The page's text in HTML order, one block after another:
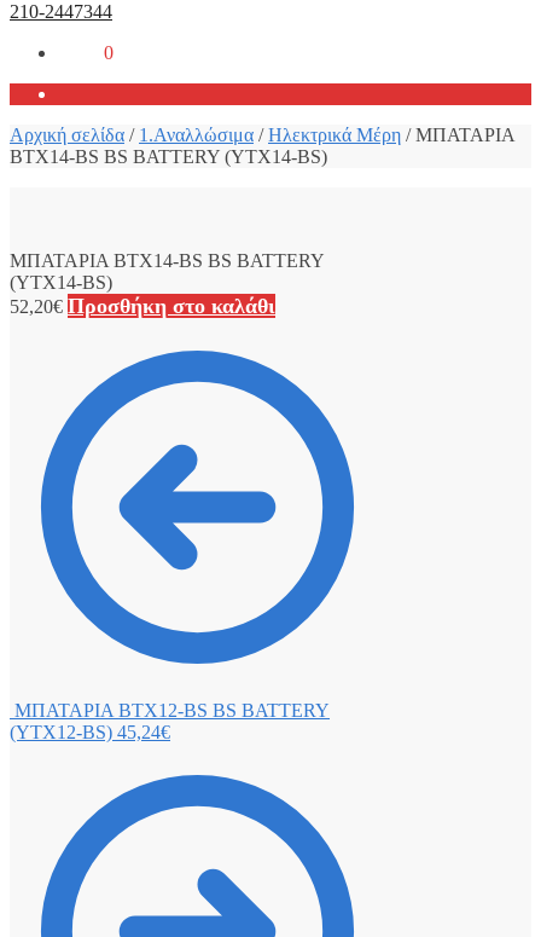
210-2447344
0
Αρχική σελίδα / 1.Αναλλώσιμα /Ηλεκτρικά Μέρη /ΜΠΑΤΑΡΙΑ
BTX14-BS BS BATTERY (YTX14-BS)
ΜΠΑΤΑΡΙΑ BTX14-BS BS BATTERY
(YTX14-BS)
52,20€ Προσθήκη στο καλάθι
ΜΠΑΤΑΡΙΑ BTX12-BS BS BATTERY
(YTX12-BS) 45,24€